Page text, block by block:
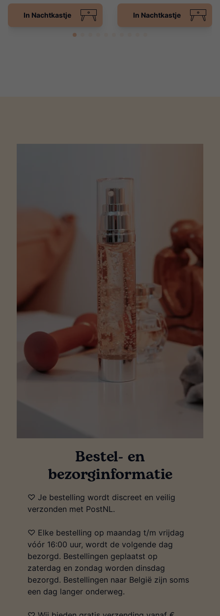
In Nachtkastje In Nachtkastje
Bestel- en
bezorginformatie
♡ Je bestelling wordt discreet en veilig
verzonden met PostNL.
♡ Elke bestelling op maandag t/m vrijdag
vóór 16:00 uur, wordt de volgende dag
bezorgd. Bestellingen geplaatst op
zaterdag en zondag worden dinsdag
bezorgd. Bestellingen naar België zijn soms
een dag langer onderweg.